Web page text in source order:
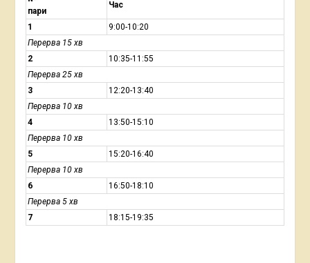
пари
Час
1
9:00-10:20
Перерва 15 хв
2
10:35-11:55
Перерва 25 хв
3
12:20-13:40
Перерва 10 хв
4
13:50-15:10
Перерва 10 хв
5
15:20-16:40
Перерва 10 хв
6
16:50-18:10
Перерва 5 хв
7
18:15-19:35